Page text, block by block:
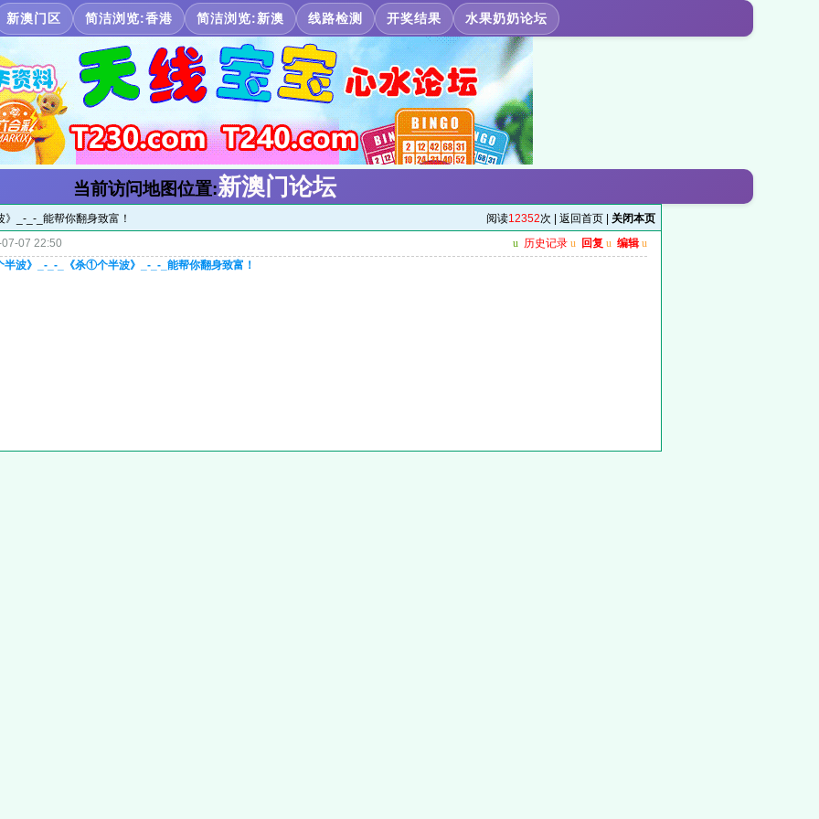
新澳门区 简洁浏览:香港 简洁浏览:新澳 线路检测 开奖结果 水果奶奶论坛
当前访问地图位置:新澳门论坛
_-_-_能帮你翻身致富！ 阅读12352次 | 返回首页 关闭本页
07 22:50 u 历史记录 u 回复 u 编辑 u
波》_-_-_《杀①个半波》_-_-_能帮你翻身致富！